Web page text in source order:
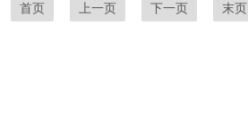
首页 上一页 下一页 末页